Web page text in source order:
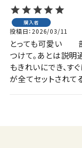
実店舗案内
デイサービス／
介護施設関係の方へ
最新のチラシはこち
お問い合わせ
購入者
投稿日 2026/03/11
とっても可愛い　
つけて。あとは説明
もきれいにでき、す
が全てセットされて